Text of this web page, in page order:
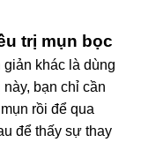
trị mụn bọc
khác là dùng
bạn chỉ cần
rồi để qua
để thấy sự thay